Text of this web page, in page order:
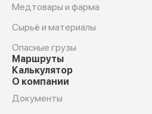
Медтовары и фарма
Сырьё и материалы
Опасные грузы
Маршруты
Калькулятор
О компании
Документы